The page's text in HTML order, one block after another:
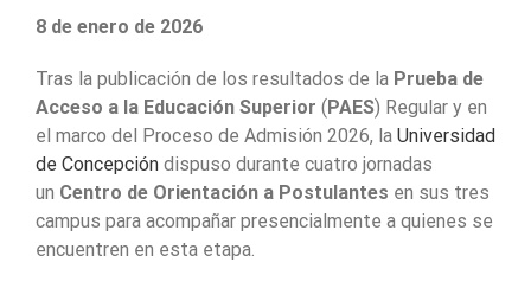
8 de enero de 2026
Tras la publicación de los resultados de la Prueba de
Acceso a la Educación Superior (PAES) Regular y en
el marco del Proceso de Admisión 2026, la Universidad
de Concepción dispuso durante cuatro jornadas
un Centro de Orientación a Postulantes en sus tres
campus para acompañar presencialmente a quienes se
encuentren en esta etapa.